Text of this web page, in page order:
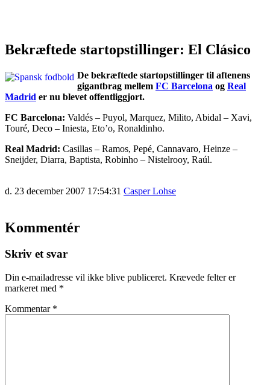
Bekræftede startopstillinger: El Clásico
De bekræftede startopstillinger til aftenens
gigantbrag mellem FC Barcelona og Real
Madrid er nu blevet offentliggjort.
FC Barcelona: Valdés – Puyol, Marquez, Milito, Abidal – Xavi,
Touré, Deco – Iniesta, Eto’o, Ronaldinho.
Real Madrid: Casillas – Ramos, Pepé, Cannavaro, Heinze –
Sneijder, Diarra, Baptista, Robinho – Nistelrooy, Raúl.
d. 23 december 2007 17:54:31 Casper Lohse
Kommentér
Skriv et svar
Din e-mailadresse vil ikke blive publiceret. Krævede felter er
markeret med *
Kommentar *